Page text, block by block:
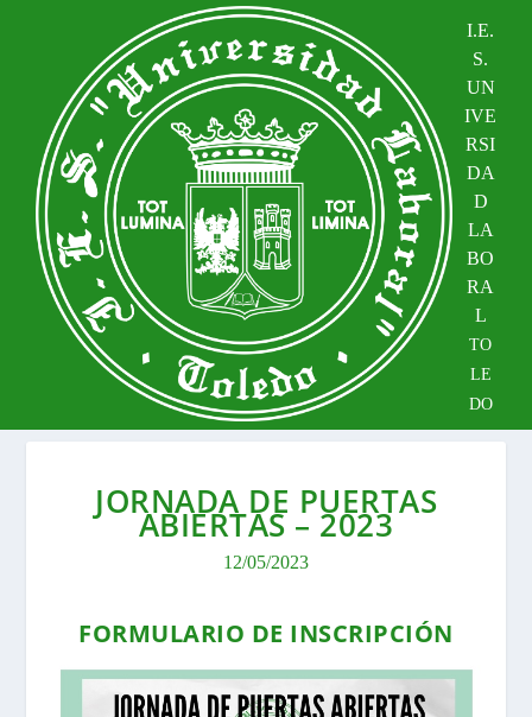
I.E.
S.
UN
IVE
RSI
DA
D
LA
BO
RA
L
TO
LE
DO
JORNADA DE PUERTAS
ABIERTAS – 2023
12/05/2023
FORMULARIO DE INSCRIPCIÓN